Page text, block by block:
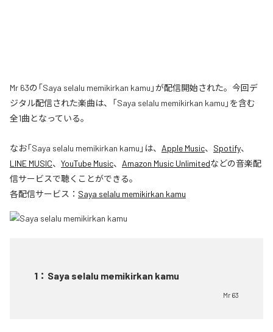
Mr 63の「Saya selalu memikirkan kamu」が配信開始された。今回デ
ジタル配信された楽曲は、「Saya selalu memikirkan kamu」を含む
全1曲となっている。
なお「Saya selalu memikirkan kamu 」は、 Apple Music、 Spotify、
LINE MUSIC、 YouTube Music、 Amazon Music Unlimitedなどの音楽配
信サービスで聴くことができる。
各配信サービス： Saya selalu memikirkan kamu
1 ： Saya selalu memikirkan kamu
Mr 63